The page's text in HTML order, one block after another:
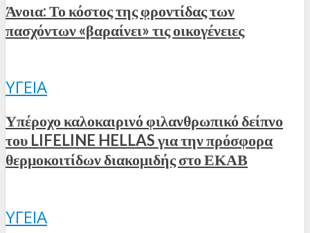
Άνοια: Το κόστος της φροντίδας των
πασχόντων «βαραίνει» τις οικογένειες
ΥΓΕΊΑ
Υπέροχο καλοκαιρινό φιλανθρωπικό δείπνο
του LIFELINE HELLAS για την πρόσφορα
θερμοκοιτίδων διακομιδής στο ΕΚΑΒ
ΥΓΕΊΑ